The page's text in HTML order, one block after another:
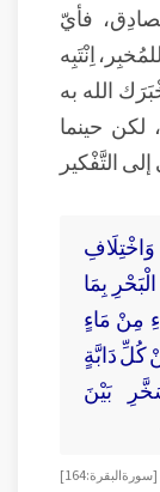
فأيّ
اِنْتَبِه
الله به
لكن حينما
التَّفْكير
بِمَا
مِنْ مَاءٍ
كُلِّ دَابَّةٍ
بَيْنَ
[ سورة البقرة: 164 ]